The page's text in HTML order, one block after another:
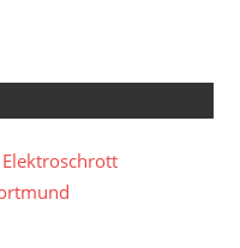
Elektroschrott